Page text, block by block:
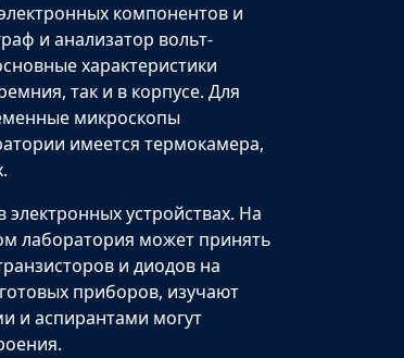
компонентов и
и анализатор вольт-
характеристики
так и в корпусе. Для
микроскопы
имеется термокамера,
устройствах. На
лаборатория может принять
и диодов на
приборов, изучают
и аспирантами могут